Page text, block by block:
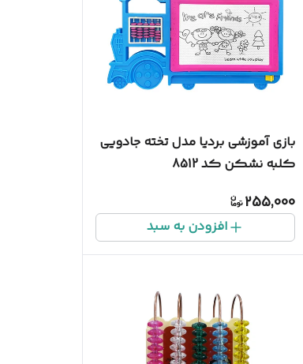
بازی آموزشی بردیا مدل تخته جادویی
کلبه نشکن کد 8512
255,000
افزودن به سبد